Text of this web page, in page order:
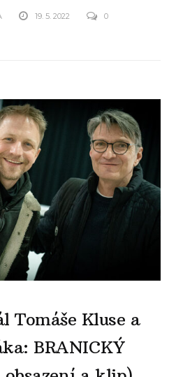
19. 5. 2022 0
Tomáše Kluse a
BRANICKÝ